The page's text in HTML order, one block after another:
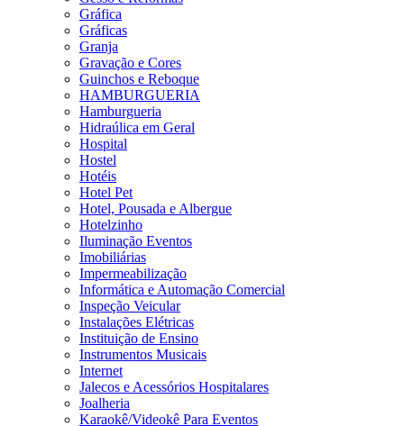
Gráfica
Gráficas
Granja
Gravação e Cores
Guinchos e Reboque
HAMBURGUERIA
Hamburgueria
Hidraúlica em Geral
Hospital
Hostel
Hotéis
Hotel Pet
Hotel, Pousada e Albergue
Hotelzinho
Iluminação Eventos
Imobiliárias
Impermeabilização
Informática e Automação Comercial
Inspeção Veicular
Instalações Elétricas
Instituição de Ensino
Instrumentos Musicais
Internet
Jalecos e Acessórios Hospitalares
Joalheria
Karaokê/Videokê Para Eventos